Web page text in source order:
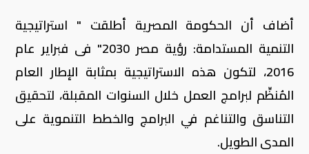
أضاف أن الحكومة المصرية أطلقت " استراتيجية
التنمية المستدامة: رؤية مصر 2030" فى فبراير عام
2016، لتكون هذه الاستراتيجية بمثابة الإطار العام
المُنظِّم لبرامج العمل خلال السنوات المقبلة، لتحقيق
التناسق والتناغم في البرامج والخطط التنموية على
المدى الطويل.